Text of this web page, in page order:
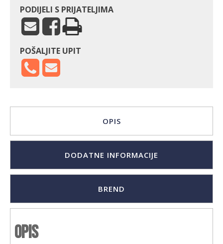
PODIJELI S PRIJATELJIMA
POŠALJITE UPIT
OPIS
DODATNE INFORMACIJE
BREND
Opis